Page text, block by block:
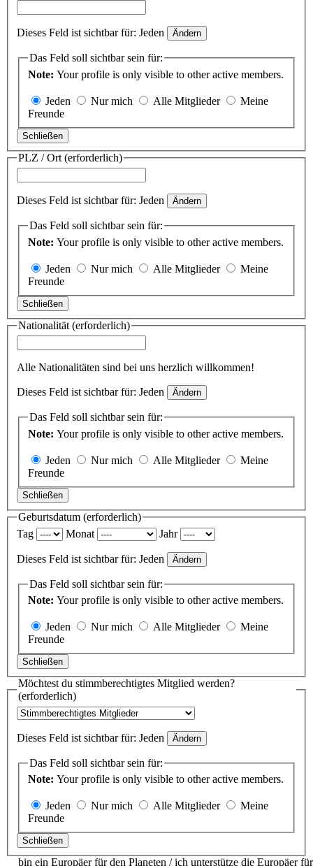
Dieses Feld ist sichtbar für: Jeden Ändern
Das Feld soll sichtbar sein für:
Note: Your profile is only visible to other active members.
Jeden Nur mich Alle Mitglieder
Meine
Freunde
Schließen
PLZ / Ort (erforderlich)
Dieses Feld ist sichtbar für: Jeden Ändern
Das Feld soll sichtbar sein für:
Note: Your profile is only visible to other active members.
Jeden Nur mich Alle Mitglieder
Meine
Freunde
Schließen
Nationalität (erforderlich)
Alle Nationalitäten sind bei uns herzlich willkommen!
Dieses Feld ist sichtbar für: Jeden Ändern
Das Feld soll sichtbar sein für:
Note: Your profile is only visible to other active members.
Jeden Nur mich Alle Mitglieder
Meine
Freunde
Schließen
Geburtsdatum (erforderlich)
Tag
Monat Jahr
Dieses Feld ist sichtbar für: Jeden Ändern
Das Feld soll sichtbar sein für:
Note: Your profile is only visible to other active members.
Jeden Nur mich Alle Mitglieder
Meine
Freunde
Schließen
Möchtest du stimmberechtigtes Mitglied werden?
(erforderlich)
Dieses Feld ist sichtbar für: Jeden Ändern
Das Feld soll sichtbar sein für:
Note: Your profile is only visible to other active members.
Jeden Nur mich Alle Mitglieder
Meine
Freunde
Schließen
bin ein Europäer für den Planeten / ich unterstütze die Europäer